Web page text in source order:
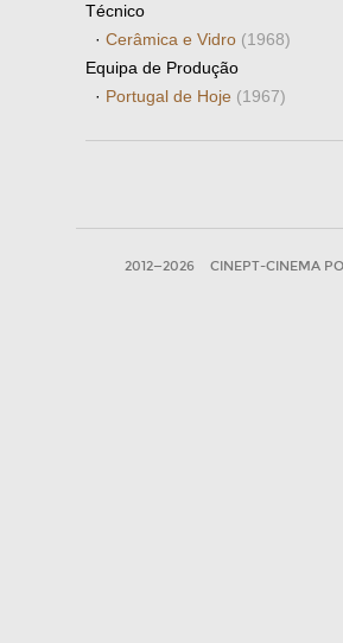
Técnico
· Cerâmica e Vidro (1968)
Equipa de Produção
· Portugal de Hoje (1967)
2012—2026 CINEPT-CINEMA